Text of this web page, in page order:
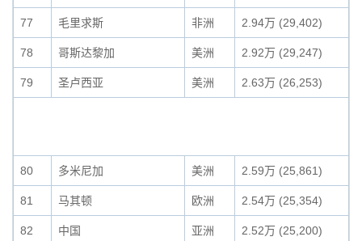
77 毛里求斯 非洲 2.94万 (29,402)
78 哥斯达黎加 美洲 2.92万 (29,247)
79 圣卢西亚 美洲 2.63万 (26,253)
80 多米尼加 美洲 2.59万 (25,861)
81 马其顿 欧洲 2.54万 (25,354)
82 中国 亚洲 2.52万 (25,200)